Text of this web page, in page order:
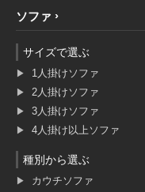
ソファ
サイズで選ぶ
1人掛けソファ
2人掛けソファ
3人掛けソファ
4人掛け以上ソファ
種別から選ぶ
カウチソファ